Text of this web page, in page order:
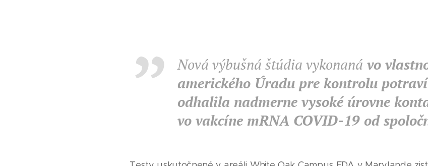
Nová výbušná štúdia vykonaná vo
amerického Úradu pre kontrolu
odhalila nadmerne vysoké úrovne
vo vakcíne mRNA COVID-19 od